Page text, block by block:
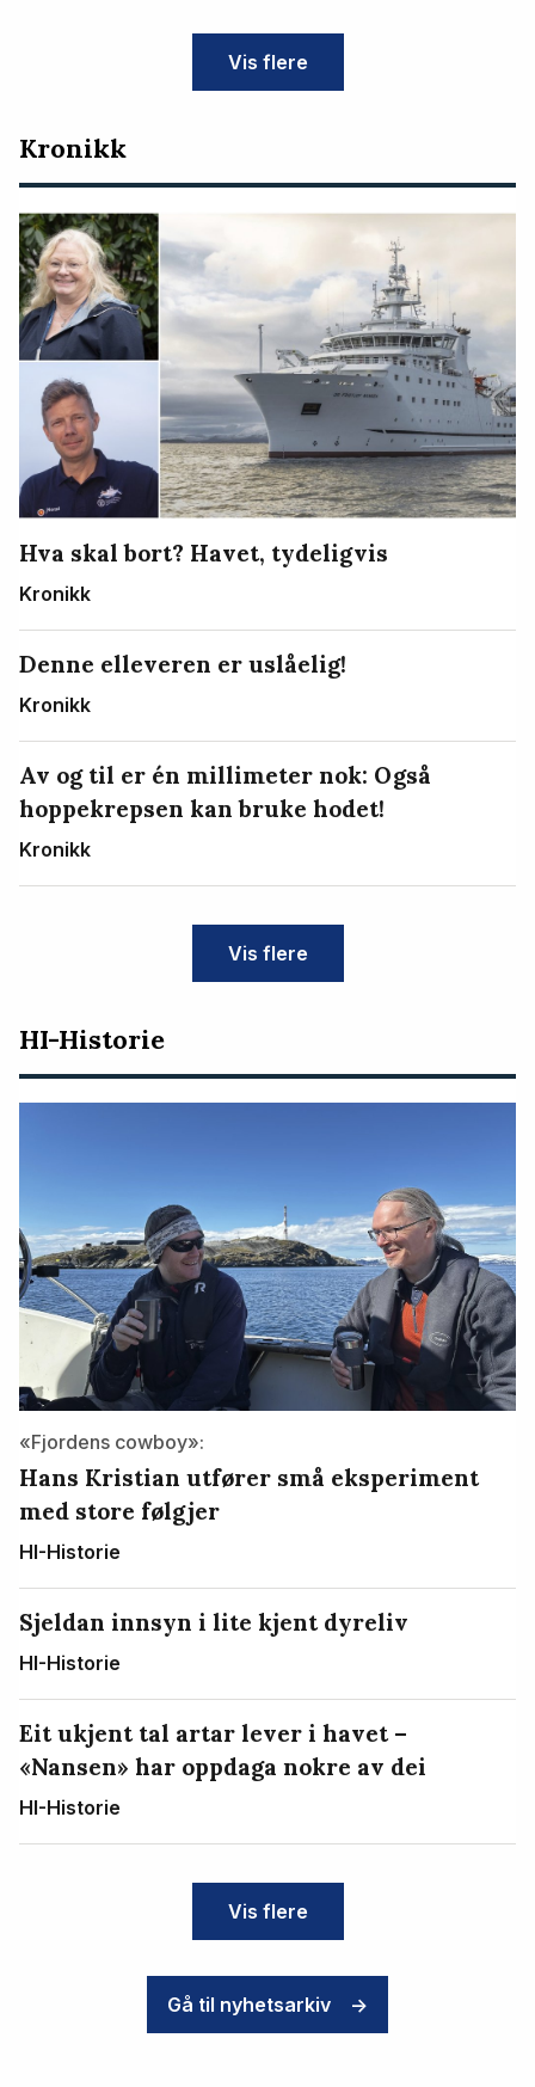
Vis flere
Kronikk
Hva skal bort? Havet, tydeligvis
Kronikk
Denne elleveren er uslåelig!
Kronikk
Av og til er én millimeter nok: Også
hoppekrepsen kan bruke hodet!
Kronikk
Vis flere
HI-Historie
«Fjordens cowboy»:
Hans Kristian utfører små eksperiment
med store følgjer
HI-Historie
Sjeldan innsyn i lite kjent dyreliv
HI-Historie
Eit ukjent tal artar lever i havet –
«Nansen» har oppdaga nokre av dei
HI-Historie
Vis flere
Gå til nyhetsarkiv ->